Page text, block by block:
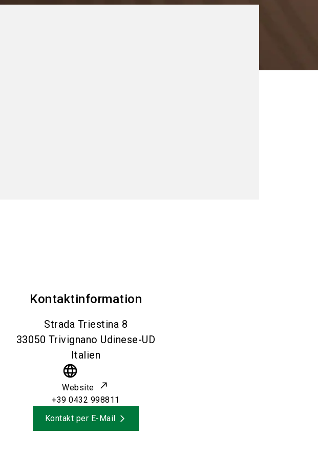
Kontaktinformation
Strada Triestina 8
33050 Trivignano Udinese-UD
Italien
language
Website
+39 0432 998811
Kontakt per E-Mail